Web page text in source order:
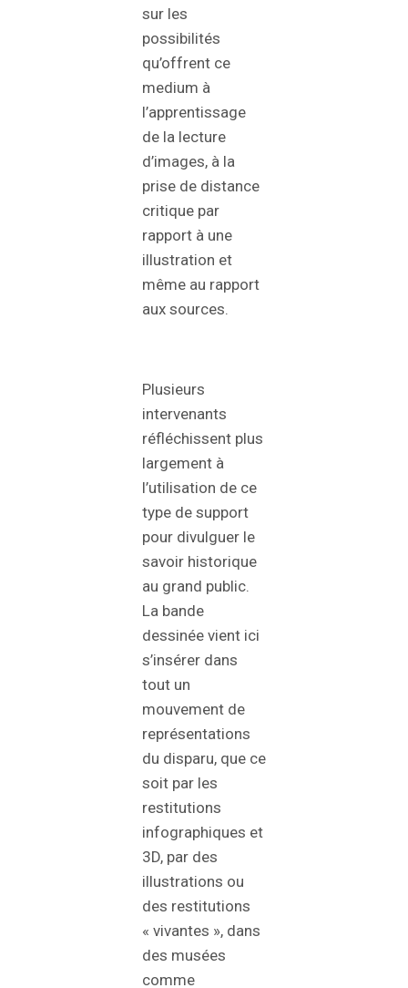
sur les
possibilités
qu’offrent ce
medium à
l’apprentissage
de la lecture
d’images, à la
prise de distance
critique par
rapport à une
illustration et
même au rapport
aux sources.
Plusieurs
intervenants
réfléchissent plus
largement à
l’utilisation de ce
type de support
pour divulguer le
savoir historique
au grand public.
La bande
dessinée vient ici
s’insérer dans
tout un
mouvement de
représentations
du disparu, que ce
soit par les
restitutions
infographiques et
3D, par des
illustrations ou
des restitutions
« vivantes », dans
des musées
comme